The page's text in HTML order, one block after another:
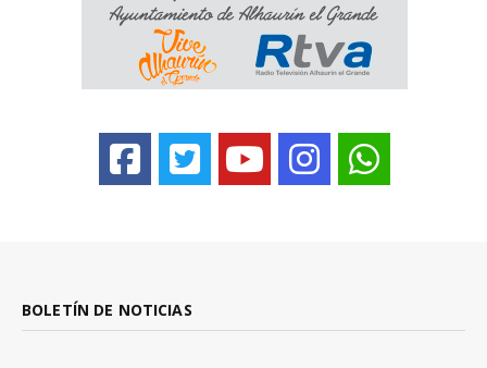
BOLETÍN DE NOTICIAS